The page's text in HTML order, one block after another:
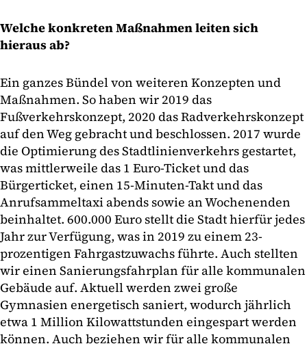
Welche konkreten Maßnahmen leiten sich
hieraus ab?
Ein ganzes Bündel von weiteren Konzepten und
Maßnahmen. So haben wir 2019 das
Fußverkehrskonzept, 2020 das Radverkehrskonzept
auf den Weg gebracht und beschlossen. 2017 wurde
die Optimierung des Stadtlinienverkehrs gestartet,
was mittlerweile das 1 Euro-Ticket und das
Bürgerticket, einen 15-Minuten-Takt und das
Anrufsammeltaxi abends sowie an Wochenenden
beinhaltet. 600.000 Euro stellt die Stadt hierfür jedes
Jahr zur Verfügung, was in 2019 zu einem 23-
prozentigen Fahrgastzuwachs führte. Auch stellten
wir einen Sanierungsfahrplan für alle kommunalen
Gebäude auf. Aktuell werden zwei große
Gymnasien energetisch saniert, wodurch jährlich
etwa 1 Million Kilowattstunden eingespart werden
können. Auch beziehen wir für alle kommunalen